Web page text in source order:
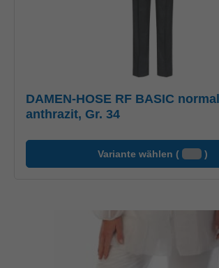
DAMEN-HOSE RF BASIC
anthrazit, Gr. 34
Variante wählen ( )